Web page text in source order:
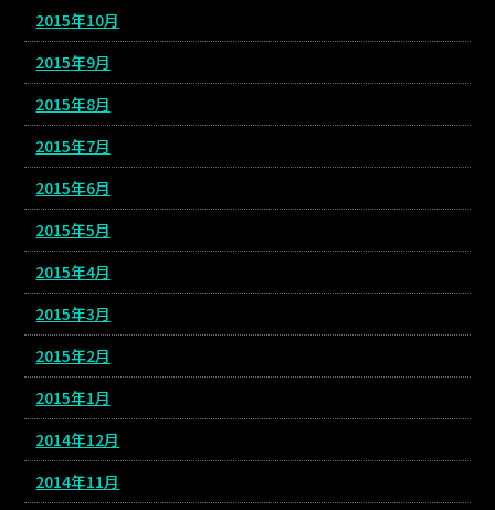
2015年10月
2015年9月
2015年8月
2015年7月
2015年6月
2015年5月
2015年4月
2015年3月
2015年2月
2015年1月
2014年12月
2014年11月